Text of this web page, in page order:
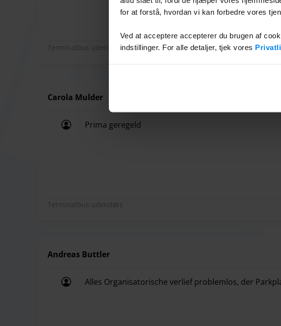
for at forstå, hvordan vi kan forbedre vores
Ved at acceptere accepterer du brugen af
indstillinger. For alle detaljer, tjek vores
Terminalbus udendørs
Carola Mulder
Prima geregeld
Terminalbus udendørs
Andreas Buttler
Alles Organisatorische verlief problemlos, der